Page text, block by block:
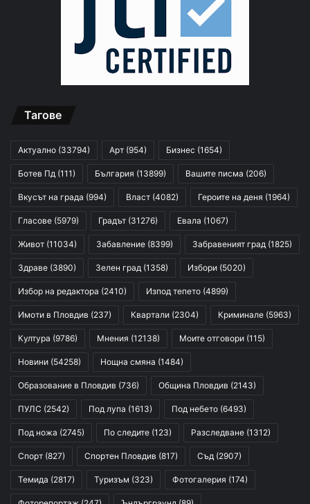
Тагове
Актуално (33794) Арт (954) Бизнес (1654)
Ботев Пд (111) България (13899) Вашите писма (206)
Вкусът на града (994) Власт (4082) Героите на деня (1964)
Гласове (5979) Градът (31276) Евала (1067)
Живот (11034) Забавление (8399) Забравеният град (1825)
Здраве (3890) Зелен град (1358) Избори (5020)
Избор на редактора (2410) Изпод тепето (4899)
Имоти в Пловдив (237) Квартали (2304) Криминале (5963)
Култура (9786) Мнения (12138) Моите отговори (115)
Новини (54258) Нощна смяна (1484)
Образование в Пловдив (736) Община Пловдив (2143)
ПУЛС (2542) Под лупа (1613) Под небето (6493)
Под ножа (2745) По следите (123) Разследване (1312)
Спорт (827) Спортен Пловдив (817) Съд (2907)
Темида (2817) Туризъм (323) Фотогалерия (174)